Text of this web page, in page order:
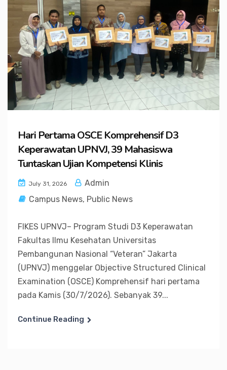
Hari Pertama OSCE Komprehensif D3
Keperawatan UPNVJ, 39 Mahasiswa
Tuntaskan Ujian Kompetensi Klinis
July 31, 2026
Admin
Campus News, Public News
FIKES UPNVJ– Program Studi D3 Keperawatan
Fakultas Ilmu Kesehatan Universitas
Pembangunan Nasional “Veteran” Jakarta
(UPNVJ) menggelar Objective Structured Clinical
Examination (OSCE) Komprehensif hari pertama
pada Kamis (30/7/2026). Sebanyak 39...
Continue Reading